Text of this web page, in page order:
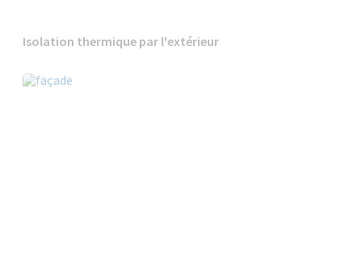
Isolation thermique par l'extérieur